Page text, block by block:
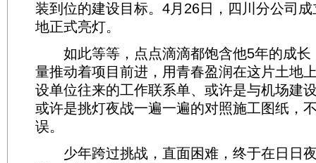
装到位的建设目标。4月26日，四川分公司
地正式亮灯。
如此等等，点点滴滴都饱含他5年的成长
量推动着项目前进，用青春盈润在这片土地
设单位往来的工作联系单、或许是与机场建
或许是挑灯夜战一遍一遍的对照施工图纸，
误。
少年跨过挑战，直面困难，终于在日日